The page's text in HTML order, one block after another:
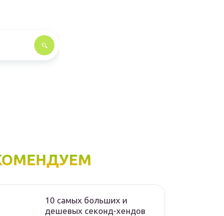
10 самых больших и
дешевых секонд-хендов